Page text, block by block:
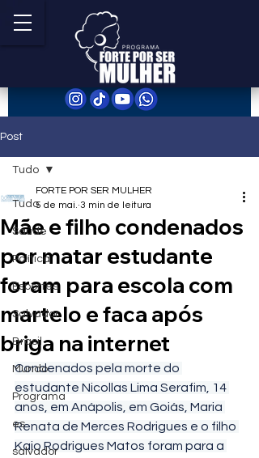
Post
Tudo
Saúde
Política
Esportes
Salvador
Brasil
Mundo
Programa
es
salvador
Tudo
Mãe e filho condenados
por matar estudante
foram para escola com
martelo e faca após
briga na internet
FORTE POR SER MULHER
5 de mai. 3 min de leitura
Condenados pela morte do
estudante Nicollas Lima Serafim, 14
anos, em Anápolis, em Goiás, Maria
Renata de Merces Rodrigues e o filho
Kaio Rodrigues Matos foram para a